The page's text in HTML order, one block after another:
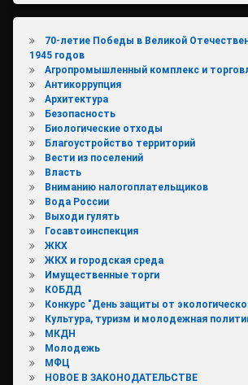
70-летие Победы в Великой
1945 годов
Агропромышленный комплекс и
Антикоррупция
Архитектура
Безопасность
Биологические отходы
Благоустройство территорий
Вести из поселений
Власть
Вниманию налогоплательщиков
Вода России
Выходи гулять
Госавтоинспекция
ЖКХ
ЖКХ и городская среда
Имущественные торги
КОБДД
Конкурс "День защиты от
Культура, туризм и молодежная
МКДН
Молодежь
МФЦ
НОВОЕ В ЗАКОНОДАТЕЛЬСТВЕ